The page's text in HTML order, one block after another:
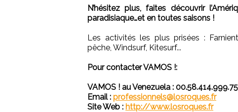
N’hésitez plus, faites découvrir
paradisiaque…et en toutes saisons !
Les activités les plus prisées :
pêche, Windsurf, Kitesurf...
Pour contacter VAMOS !:
VAMOS ! au Venezuela :
Email : professionnels@losroques.fr
Site Web : http://www.losroques.fr